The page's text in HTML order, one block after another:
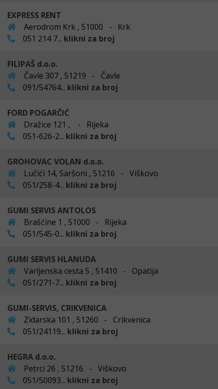
EXPRESS RENT
Aerodrom Krk , 51000 - Krk
051 214 7... klikni za broj
FILIPAŠ d.o.o.
Čavle 307 , 51219 - Čavle
091/54764... klikni za broj
FORD POGARČIĆ
Dražice 121 , - Rijeka
051-626-2... klikni za broj
GROHOVAC VOLAN d.o.o.
Lučići 14, Saršoni , 51216 - Viškovo
051/258-4... klikni za broj
GUMI SERVIS ANTOLOS
Brašćine 1 , 51000 - Rijeka
051/545-0... klikni za broj
GUMI SERVIS HLANUDA
Varljenska cesta 5 , 51410 - Opatija
051/271-7... klikni za broj
GUMI-SERVIS, CRIKVENICA
Zidarska 101 , 51260 - Crikvenica
051/24119... klikni za broj
HEGRA d.o.o.
Petrci 26 , 51216 - Viškovo
051/50093... klikni za broj